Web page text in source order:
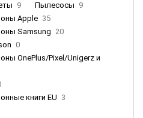
9 Пылесосы 9
Apple 35
Samsung 20
0
OnePlus/Pixel/Unigerz и
книги EU 3